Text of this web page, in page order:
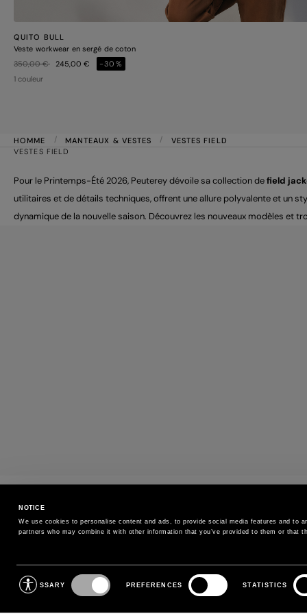
NOTICE
We use cookies to personalise content and ads, to provide social media features and
partners who may combine it with other information that you’ve provided to them or that
Consent
Selection
NECESSARY PREFERENCES STATISTICS
QUITO BULL
Veste workwear en sergé de coton
Prix réduit de
350,00 €à 245,00 €
-30%
1 couleur
HOMME MANTEAUX & VESTES
VESTES FIELD
VESTES FIELD
Pour le Printemps-Été 2026, Peuterey dévoile sa collection defield
utilitaires et de détails techniques, offrent une allure polyvalente et un
dynamique de la nouvelle saison. Découvrez les nouveaux modèles et
Abonnez-vous à notre newsletter pour recevoir des